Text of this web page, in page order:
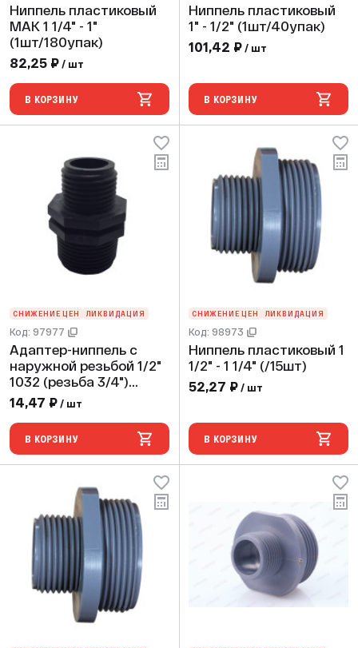
Ниппель пластиковый
МАК 1 1/4" - 1"
(1шт/180упак)
82,25 ₽ / шт
В КОРЗИНУ
Ниппель пластиковый
1" - 1/2" (1шт/40упак)
101,42 ₽ / шт
В КОРЗИНУ
СНИЖЕНИЕ ЦЕН ЛИКВИДАЦИЯ
Код: 97977
Адаптер-ниппель с
наружной резьбой 1/2"
1032 (резьба 3/4")
Aquapulse (25шт)
14,47 ₽ / шт
В КОРЗИНУ
СНИЖЕНИЕ ЦЕН ЛИКВИДАЦИЯ
Код: 98973
Ниппель пластиковый 1
1/2" - 1 1/4" (/15шт)
52,27 ₽ / шт
В КОРЗИНУ